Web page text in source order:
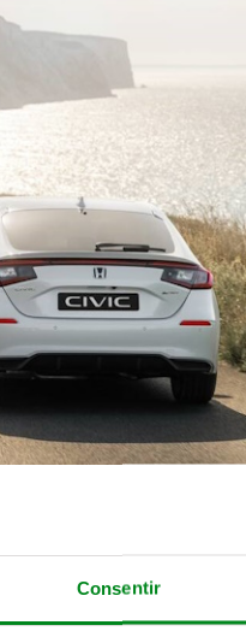
Consentir
muito discretas
acabamento em
detalhes nos faróis
e apresenta agora